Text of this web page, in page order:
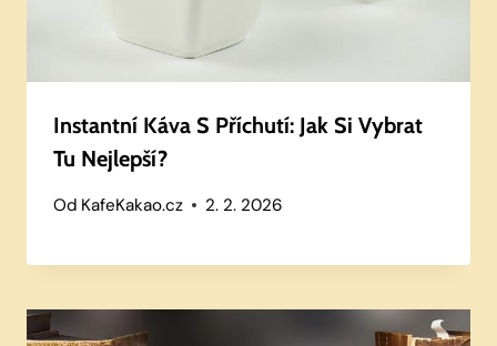
Instantní Káva S Příchutí: Jak Si Vybrat
Tu Nejlepší?
Od KafeKakao.cz 2. 2. 2026